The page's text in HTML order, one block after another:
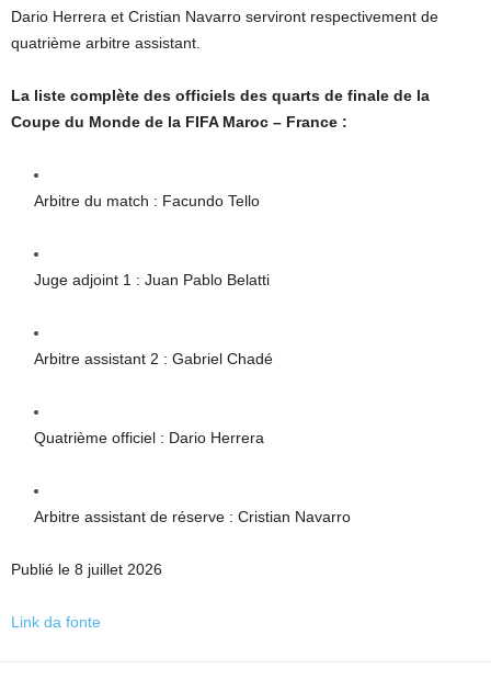
Dario Herrera et Cristian Navarro serviront respectivement de
quatrième arbitre assistant.
La liste complète des officiels des quarts de finale de la
Coupe du Monde de la FIFA Maroc – France :
Arbitre du match : Facundo Tello
Juge adjoint 1 : Juan Pablo Belatti
Arbitre assistant 2 : Gabriel Chadé
Quatrième officiel : Dario Herrera
Arbitre assistant de réserve : Cristian Navarro
Publié le 8 juillet 2026
Link da fonte